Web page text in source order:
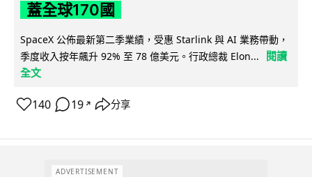
蓋全球170國
SpaceX 公佈最新第二季業績，受惠 Starlink 與 AI 業務帶動，
季度收入按年飆升 92% 至 78 億美元。行政總裁 Elon...
閱讀
全文
140 19 ↗ 分享
ADVERTISEMENT